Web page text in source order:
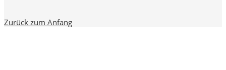
Zurück zum Anfang